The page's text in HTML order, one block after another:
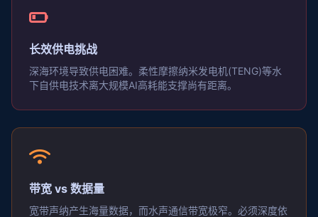
长效供电挑战
深海环境导致供电困难。柔性摩擦纳米发电机(TENG)等水
下自供电技术离大规模AI高耗能支撑尚有距离。
带宽 vs 数据量
宽带声纳产生海量数据，而水声通信带宽极窄。必须深度依